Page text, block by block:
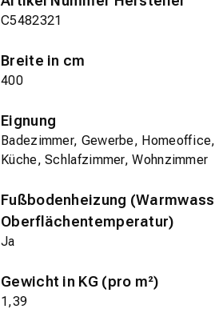
C5482321
Breite in cm
400
Eignung
Badezimmer, Gewerbe,
Küche, Schlafzimmer, Wohnzimmer
Fußbodenheizung
Oberflächentemperatur)
Ja
Gewicht in KG (pro m²)
1,39